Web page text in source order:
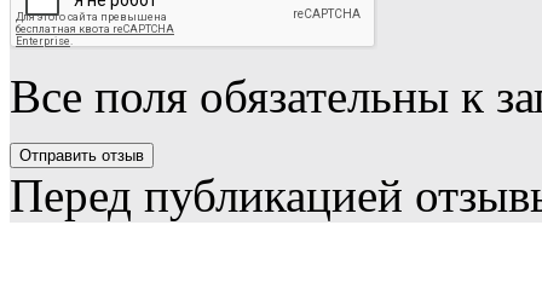
Все поля обязательны к
Перед публикацией